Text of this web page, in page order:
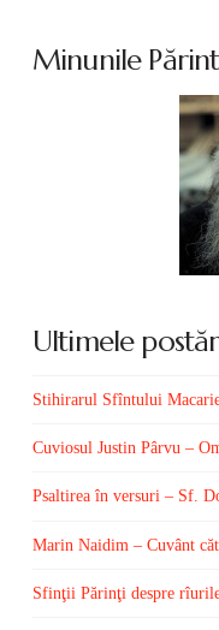
Minunile
Ultimele
Stihirarul Sfîntului
Cuviosul Justin Pârvu –
Psaltirea în versuri – Sf.
Marin Naidim – Cuvânt
Sfinţii Părinţi despre